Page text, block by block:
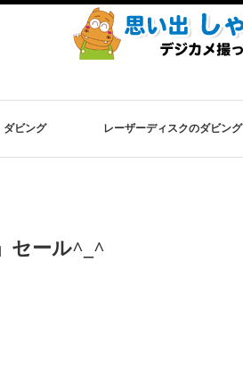
ダビング レーザーディスクのダビング
セール^_^